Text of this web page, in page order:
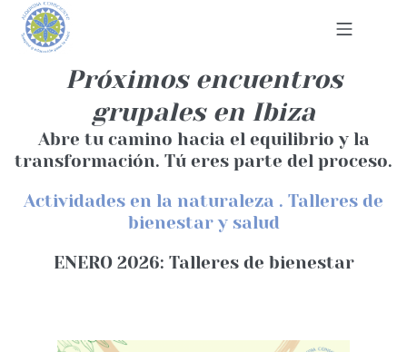
Próximos encuentros
grupales en Ibiza
Abre tu camino hacia el equilibrio y la
transformación. Tú eres parte del proceso.
Actividades en la naturaleza . Talleres de
bienestar y salud
ENERO 2026: Talleres de bienestar